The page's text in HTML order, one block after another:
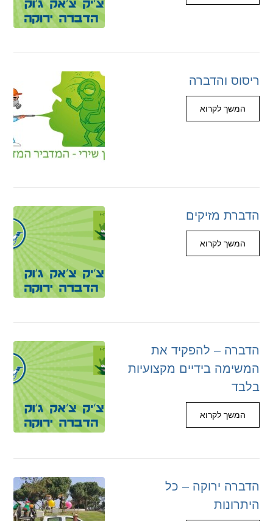
ריסוס והדברה
המשך לקרוא
הדברת מזיקים
המשך לקרוא
הדברה – להפקיד את
המשימה בידיים מקצועיות
בלבד
המשך לקרוא
הדברה ירוקה – כל
היתרונות